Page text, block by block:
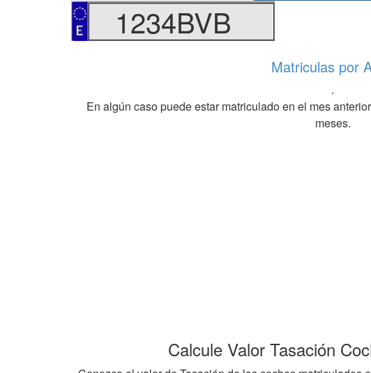
1234BVB
Matriculas por
.
En algún caso puede estar matriculado en el mes
meses.
Calcule Valor Tasación